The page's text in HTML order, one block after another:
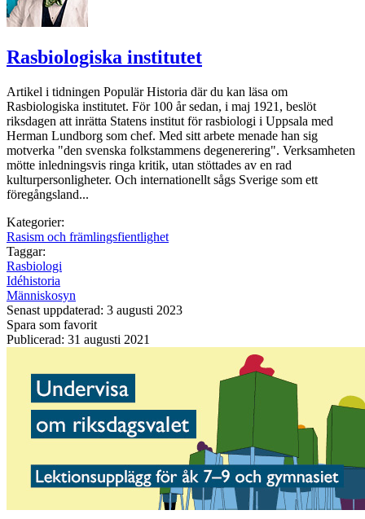
Rasbiologiska institutet
Artikel i tidningen Populär Historia där du kan läsa om
Rasbiologiska institutet. För 100 år sedan, i maj 1921, beslöt
riksdagen att inrätta Statens institut för rasbiologi i Uppsala med
Herman Lundborg som chef. Med sitt arbete menade han sig
motverka "den svenska folkstammens degenerering". Verksamheten
mötte inledningsvis ringa kritik, utan stöttades av en rad
kulturperson­ligheter. Och internationellt sågs Sverige som ett
föregångsland...
Kategorier:
Rasism och främlingsfientlighet
Taggar:
Rasbiologi
Idéhistoria
Människosyn
Senast uppdaterad: 3 augusti 2023
Spara som favorit
Publicerad: 31 augusti 2021